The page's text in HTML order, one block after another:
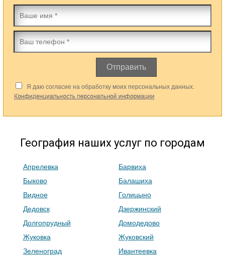
Отправить
География наших услуг по городам
Апрелевка
Барвиха
Быково
Балашиха
Видное
Голицыно
Дедовск
Дзержинский
Долгопрудный
Домодедово
Жуковка
Жуковский
Зеленоград
Ивантеевка